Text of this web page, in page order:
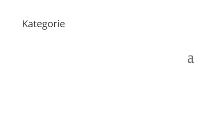
Kategorie